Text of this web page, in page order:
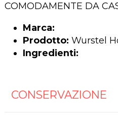
COMODAMENTE DA
Marca:
Prodotto: Wurstel
Ingredienti:
CONSERVAZIONE